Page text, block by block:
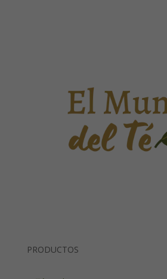
PRODUCTOS